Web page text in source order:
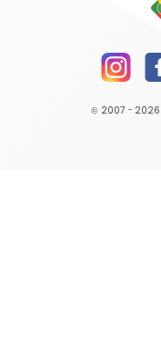
© 2007 - 2026